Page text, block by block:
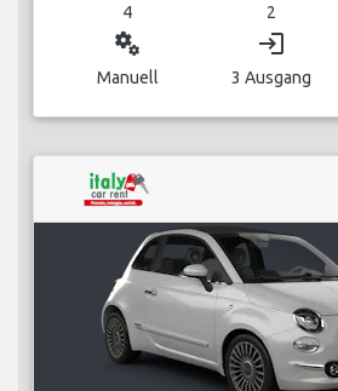
4 2
miscellaneous_services
Manuell
login
3 Ausgang